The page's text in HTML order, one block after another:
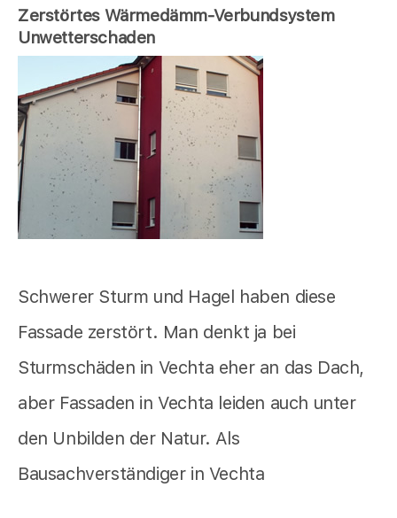
Zerstörtes Wärmedämm-Verbundsystem
Unwetterschaden
Schwerer Sturm und Hagel haben diese
Fassade zerstört. Man denkt ja bei
Sturmschäden in Vechta eher an das Dach,
aber Fassaden in Vechta leiden auch unter
den Unbilden der Natur. Als
Bausachverständiger in Vechta